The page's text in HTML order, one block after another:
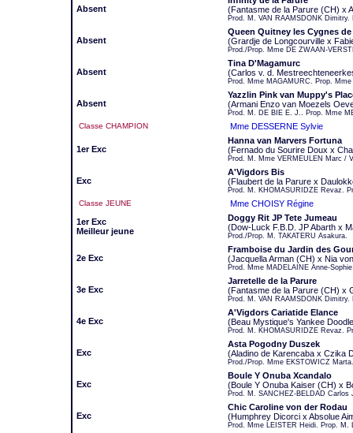
Absent
(Fantasme de la Parure (CH) x
Prod. M. VAN RAAMSDONK
Absent
Queen Quitney les Cygnes de
(Grardje de Longcourville x
Prod./Prop. Mme DE ZWAAN-
Absent
Tina D'Magamurc
(Carlos v. d.
Prod. Mme MAGAMURC. Prop.
Absent
Yazzlin Pink van Muppy's
(Armani Enzo van Moezels
Prod. M. DE BIE E. J.. Prop. Mme
Classe CHAMPION Mme DESSERNE Sylvie
1er Exc
Hanna van Marvers Fortuna
(Fernado du Sourire Doux x
Prod. M. Mme VERMEULEN Marc /
Exc
A'Vigdors Bis
(Flaubert de la Parure x
Prod. M. KHOMASURIDZE Revaz.
Classe JEUNE
Mme CHOISY Régine
1er Exc
Meilleur jeune
Doggy Rit JP Tete Jumeau
(Dow-Luck F.B.D. JP Abarth x
Prod./Prop. M. TAKATERU Asakura.
2e Exc
Framboise du Jardin des
(Jacquella Arman (CH) x Nia
Prod. Mme MADELAINE Anne-
3e Exc
Jarretelle de la Parure
(Fantasme de la Parure (CH) x
Prod. M. VAN RAAMSDONK
4e Exc
A'Vigdors Cariatide Elance
(Beau Mystique's Yankee
Prod. M. KHOMASURIDZE Revaz.
Exc
Asta Pogodny Duszek
(Aladino de Karencaba x Czika
Prod./Prop. Mme EKSTOWICZ Marta.
Exc
Boule Y Onuba Xcandalo
(Boule Y Onuba Kaiser (CH) x
Prod. M. SANCHEZ-BELDAD
Exc
Chic Caroline von der Rodau
(Humphrey Dicorci x Absolue
Prod. Mme LEISTER Heidi. Prop. M.